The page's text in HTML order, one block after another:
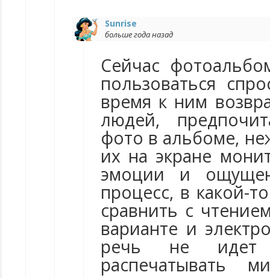
Sunrise
больше года назад
Сейчас
пользоваться
время к ним
людей,
фото в альбоме,
их на экране
эмоции и
процесс, в какой-
сравнить с
варианте и
речь не
распечатывать